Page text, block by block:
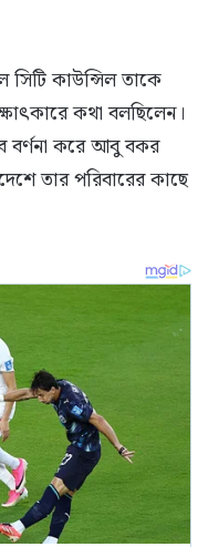
সিটি কাউন্সিল তাকে
কথা বলছিলেন।
বর্ণনা করে আবু বকর
তার পরিবারের কাছে